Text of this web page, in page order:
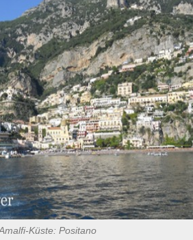
Küste: Positano